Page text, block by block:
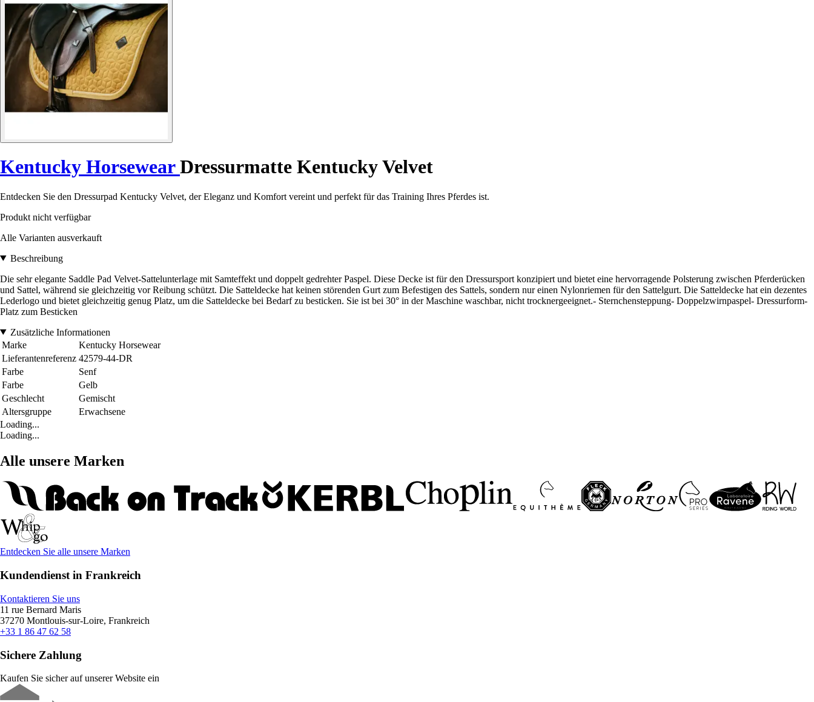
Kentucky HorsewearDressurmatte Kentucky Velvet
Entdecken Sie den Dressurpad Kentucky Velvet, der Eleganz und Komfort vereint und perfekt für das Training Ihres Pferdes ist.
Produkt nicht verfügbar
Alle Varianten ausverkauft
Beschreibung
Die sehr elegante Saddle Pad Velvet-Sattelunterlage mit Samteffekt und doppelt gedrehter Paspel. Diese Decke ist für den Dressursport konzipiert und bietet eine hervorragende Polsterung zwischen Pferderücken
und Sattel, während sie gleichzeitig vor Reibung schützt. Die Satteldecke hat keinen störenden Gurt zum Befestigen des Sattels, sondern nur einen Nylonriemen für den Sattelgurt. Die Satteldecke hat ein dezentes
Lederlogo und bietet gleichzeitig genug Platz, um die Satteldecke bei Bedarf zu besticken. Sie ist bei 30° in der Maschine waschbar, nicht trocknergeeignet.- Sternchensteppung- Doppelzwirnpaspel- Dressurform-
Platz zum Besticken
Zusätzliche Informationen
Marke
Kentucky Horsewear
Lieferantenreferenz 42579-44-DR
Farbe
Senf
Farbe
Gelb
Geschlecht
Gemischt
Altersgruppe
Erwachsene
Loading...
Loading...
Alle unsere Marken
Entdecken Sie alle unsere Marken
Kundendienst in Frankreich
Kontaktieren Sie uns
11 rue Bernard Maris
37270 Montlouis-sur-Loire, Frankreich
+33 1 86 47 62 58
Sichere Zahlung
Kaufen Sie sicher auf unserer Website ein